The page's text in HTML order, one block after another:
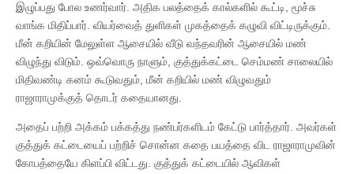
இழுப்பது போல உணர்வார். அதிக பலத்தைக் கால்களில் கூட்டி, மூச்சு
வாங்க மிதிப்பார். வியர்வைத் துளிகள் முகத்தைக் கழுவி விட்டிருக்கும்.
மீன் கறியின் மேலுள்ள ஆசையில் வீடு வந்தவரின் ஆசையில் மண்
விழுந்து விடும். ஒவ்வொரு நாளும், குத்துக்கட்டை செம்மண் சாலையில்
மிதிவண்டி கனம் கூடுவதும், மீன் கறியில் மண் விழுவதும்
ராஜாராமுக்குத் தொடர் கதையானது.
அதைப் பற்றி அக்கம் பக்கத்து நண்பர்களிடம் கேட்டு பார்த்தார். அவர்கள்
குத்துக் கட்டையைப் பற்றிச் சொன்ன கதை பயத்தை விட ராஜாராமுவின்
கோபத்தையே கிளப்பி விட்டது. குத்துக் கட்டையில் ஆவிகள்